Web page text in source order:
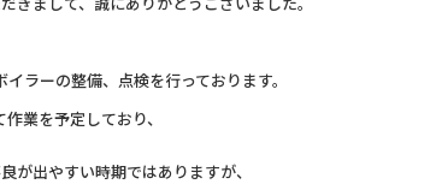
ラーの整備、点検を行っております。
業を予定しており、
が出やすい時期ではありますが、